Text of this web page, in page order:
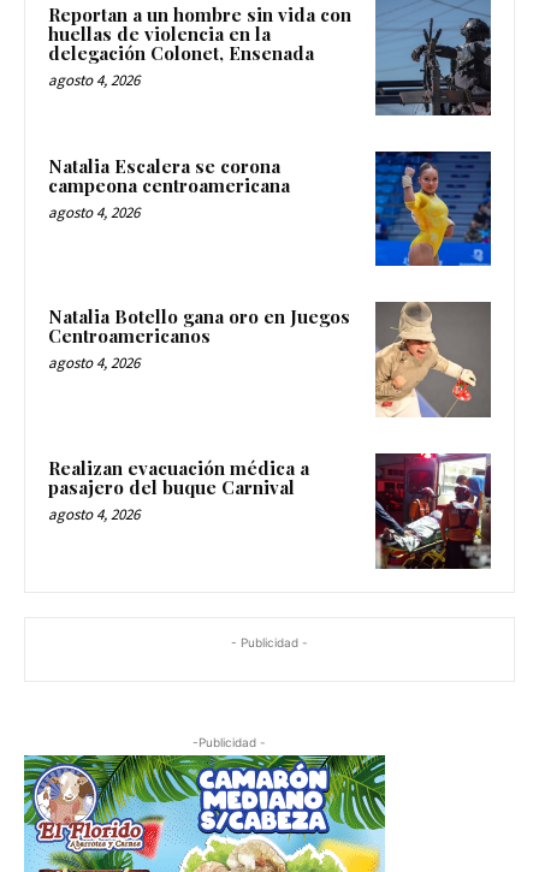
Reportan a un hombre sin vida con
huellas de violencia en la
delegación Colonet, Ensenada
agosto 4, 2026
Natalia Escalera se corona
campeona centroamericana
agosto 4, 2026
Natalia Botello gana oro en Juegos
Centroamericanos
agosto 4, 2026
Realizan evacuación médica a
pasajero del buque Carnival
agosto 4, 2026
- Publicidad -
-Publicidad -